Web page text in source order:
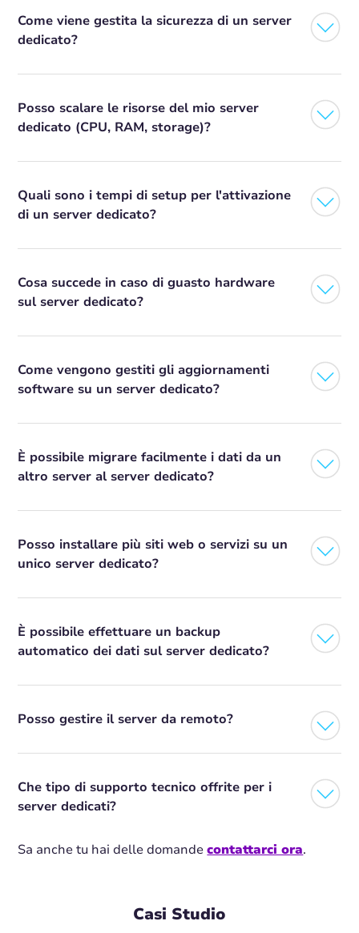
Come viene gestita la sicurezza di un server
dedicato?
Posso scalare le risorse del mio server
dedicato (CPU, RAM, storage)?
Quali sono i tempi di setup per l'attivazione
di un server dedicato?
Cosa succede in caso di guasto hardware
sul server dedicato?
Come vengono gestiti gli aggiornamenti
software su un server dedicato?
È possibile migrare facilmente i dati da un
altro server al server dedicato?
Posso installare più siti web o servizi su un
unico server dedicato?
È possibile effettuare un backup
automatico dei dati sul server dedicato?
Posso gestire il server da remoto?
Che tipo di supporto tecnico offrite per i
server dedicati?
Sa anche tu hai delle domandecontattarci ora.
Casi Studio